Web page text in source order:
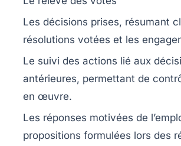
Les décisions prises, résumant
résolutions votées et les
Le suivi des actions lié aux
antérieures, permettant de
en œuvre.
Les réponses motivées de
propositions formulées lors des